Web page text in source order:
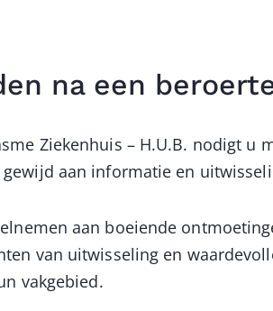
na een
Ziekenhuis – H.U.B. nodigt u
aan informatie en
aan boeiende
van uitwisseling en
vakgebied.